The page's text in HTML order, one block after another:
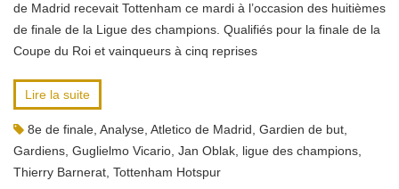
de Madrid recevait Tottenham ce mardi à l’occasion des huitièmes
de finale de la Ligue des champions. Qualifiés pour la finale de la
Coupe du Roi et vainqueurs à cinq reprises
Lire la suite
8e de finale Analyse Atletico de Madrid Gardien de but
Gardiens Guglielmo Vicario Jan Oblak ligue des champions
Thierry Barnerat Tottenham Hotspur